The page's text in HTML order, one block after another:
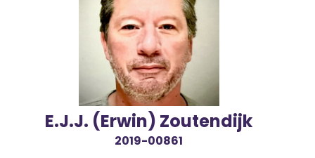
E.J.J. (Erwin) Zoutendijk
2019-00861